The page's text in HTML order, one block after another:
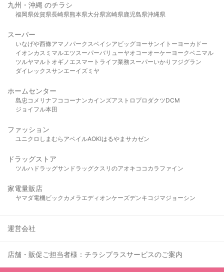
九州・沖縄 のチラシ
福岡県佐賀県長崎県熊本県大分県宮崎県鹿児島県沖縄県
スーパー
いなげや西條アマノパークスベイシア ビッグヨーサンイトーヨーカドー
イオンカスミ マルエツスーパーバリューヤオコーオーケー ヨークベニマル
ツルヤマルト オギノ エスマート ライフ業務スーパーいかり フジグラン
ダイレックスサンエーイズミヤ
ホームセンター
島忠 コメリ ナフコ コーナンカインズアストロプロダクツDCM
ジョイフル本田
ファッション
ユニクロ しまむら アベイルAOKIはるやま サカゼン
ドラッグストア
ツルハドラッグサンドラッグクスリのアオキ ココカラファイン
家電量販店
ヤマダ電機ビックカメラ エディオンケーズデンキ コジマジョーシン
運営会社
店舗・販促ご担当者様：チラシプラスサービスのご案内